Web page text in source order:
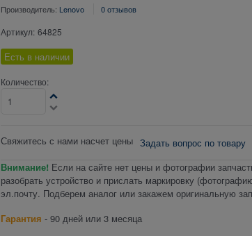
Производитель: Lenovo 0 отзывов
Артикул: 64825
Есть в наличии
Количество:
Свяжитесь с нами насчет цены Задать вопрос по товару
Внимание! Если на сайте нет цены и фотографии
разобрать устройство и прислать маркировку
эл.почту. Подберем аналог или закажем оригинальную
Гарантия - 90 дней или 3 месяца